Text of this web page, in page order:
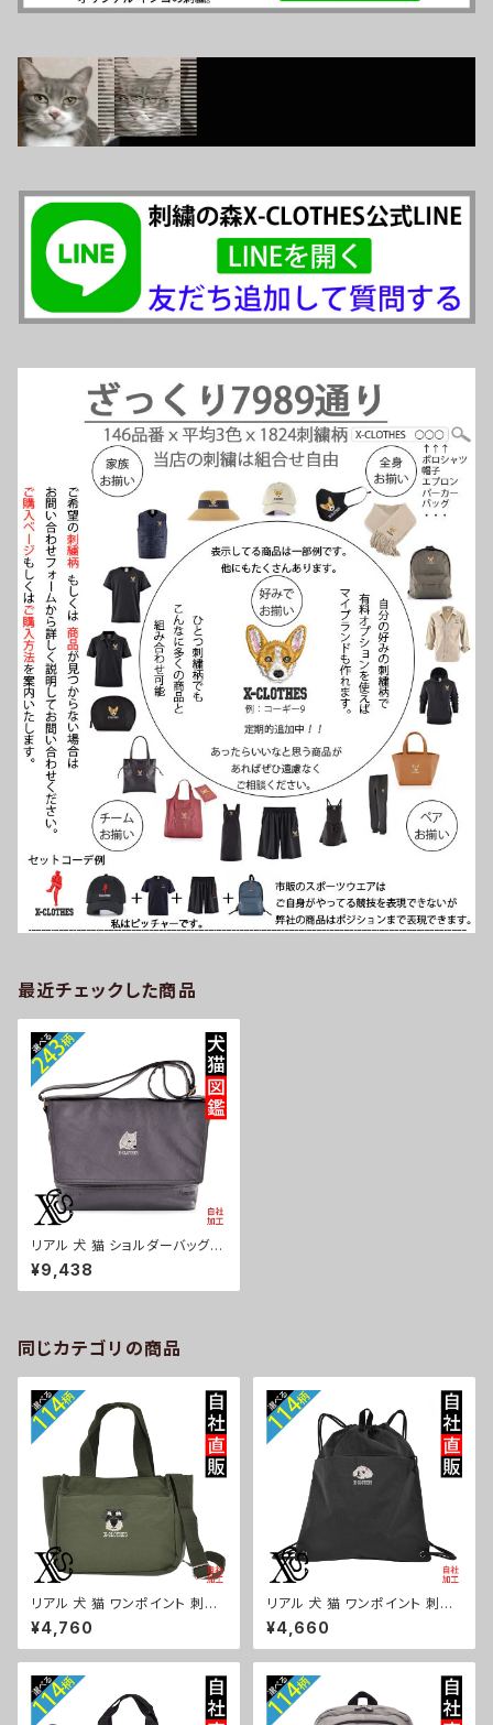
最近チェックした商品
リアル 犬 猫 ショルダーバッグ
刺繍 プレゼント ワンポイント フ
ェイクレザー PU 合皮 レディー
ス メンズ オリジナルおしゃれ シ
パグ X-CLOTHES 猫図鑑 犬
図鑑 ori-a-bag42-b10-s
¥9,438
同じカテゴリの商品
リアル 犬 猫 ワンポイント 刺繍
トート ショルダーバッグ カジュ
アル 軽量 レディース メンズ 雑
貨 グッズ 自社ブランド 柄 ギフト
ザー パグ ビションフリーゼ ori-
a-bg181-b10-s
¥4,760
リアル 犬 猫 ワンポイント 刺繍
撥水 ナイロン ナップサック メン
ズ 大容量 ジム サブバッグ レデ
ィース 雑貨 グッズ 自社ブランド
シュナウザー パグ ビションフリ
ーゼ ori-a-bg180-b10-s
¥4,660